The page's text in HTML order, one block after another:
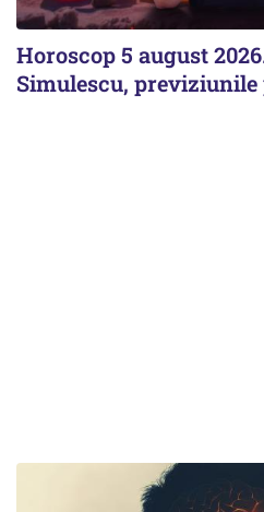
Horoscop 5 august
Simulescu,